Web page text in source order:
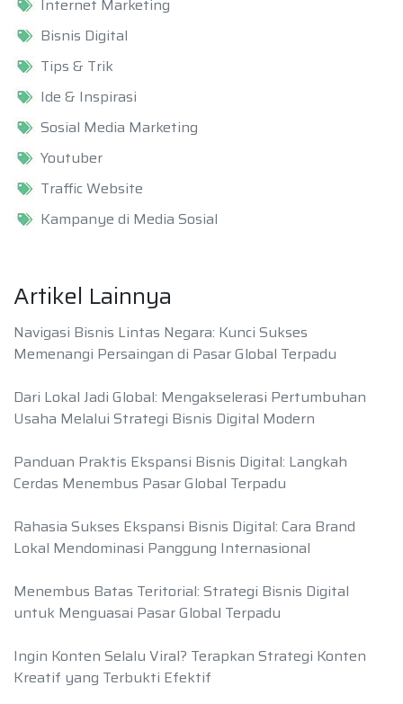
Internet Marketing
Bisnis Digital
Tips & Trik
Ide & Inspirasi
Sosial Media Marketing
Youtuber
Traffic Website
Kampanye di Media Sosial
Artikel Lainnya
Navigasi Bisnis Lintas Negara: Kunci Sukses
Memenangi Persaingan di Pasar Global Terpadu
Dari Lokal Jadi Global: Mengakselerasi Pertumbuhan
Usaha Melalui Strategi Bisnis Digital Modern
Panduan Praktis Ekspansi Bisnis Digital: Langkah
Cerdas Menembus Pasar Global Terpadu
Rahasia Sukses Ekspansi Bisnis Digital: Cara Brand
Lokal Mendominasi Panggung Internasional
Menembus Batas Teritorial: Strategi Bisnis Digital
untuk Menguasai Pasar Global Terpadu
Ingin Konten Selalu Viral? Terapkan Strategi Konten
Kreatif yang Terbukti Efektif